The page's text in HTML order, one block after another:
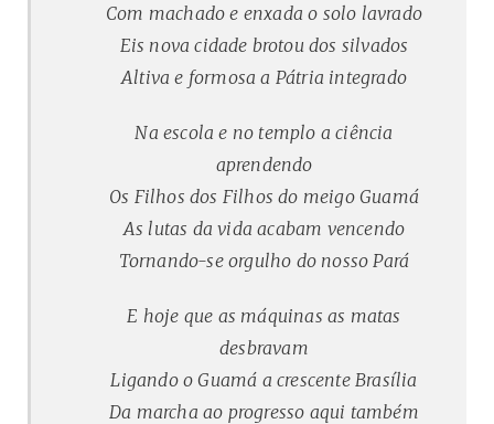
Com machado e enxada o solo lavrado
Eis nova cidade brotou dos silvados
Altiva e formosa a Pátria integrado
Na escola e no templo a ciência
aprendendo
Os Filhos dos Filhos do meigo Guamá
As lutas da vida acabam vencendo
Tornando-se orgulho do nosso Pará
E hoje que as máquinas as matas
desbravam
Ligando o Guamá a crescente Brasília
Da marcha ao progresso aqui também